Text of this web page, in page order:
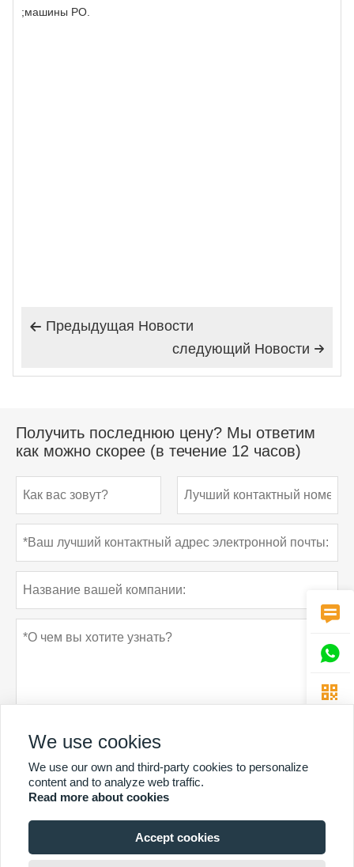
;машины РО.
 Предыдущая Hовости

следующий Hовости
Получить последнюю цену? Мы ответим
как можно скорее (в течение 12 часов)
отправить Политика конфиденциальности



We use cookies
We use our own and third-party cookies to personalize
content and to analyze web traffic.
Read more about cookies
Accept cookies